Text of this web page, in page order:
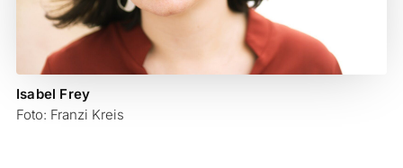
Isabel Frey
Foto: Franzi Kreis